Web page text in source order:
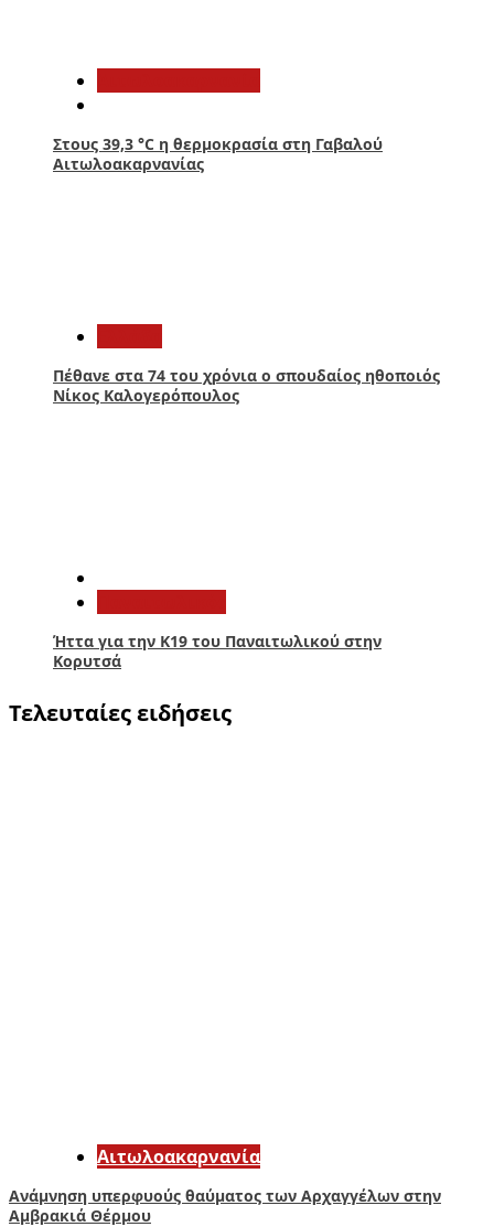
Στους 39,3 °C η θερμοκρασία στη Γαβαλού
Αιτωλοακαρνανίας
Πέθανε στα 74 του χρόνια ο σπουδαίος ηθοποιός
Νίκος Καλογερόπουλος
Ήττα για την Κ19 του Παναιτωλικού στην
Κορυτσά
Τελευταίες ειδήσεις
Αιτωλοακαρνανία
Ανάμνηση υπερφυούς θαύματος των Αρχαγγέλων στην
Αμβρακιά Θέρμου